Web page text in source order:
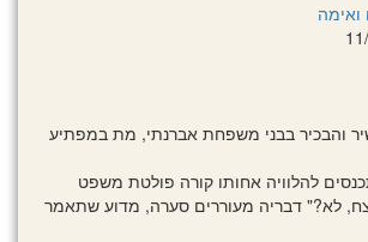
והבכיר בבני משפחת אברנתי, מת במפתיע
להלוויה אחותו קורה פולטת משפט
לא?" דבריה מעוררים סערה, מדוע שתאמר